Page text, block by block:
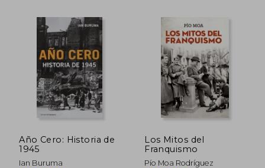
45%
dcto. $ 37.97
45%
dcto.
Año Cero: Historia de
1945
Ian Buruma
Los Mitos del
Franquismo
Pío Moa Rodríguez